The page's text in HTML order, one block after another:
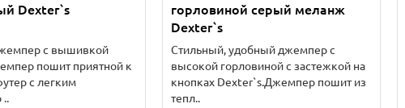
Dexter`s
с вышивкой
пошит приятной к
с легким
..
горловиной серый меланж
Dexter`s
Стильный, удобный джемпер с
высокой горловиной с застежкой на
кнопках Dexter`s.Джемпер пошит из
тепл..